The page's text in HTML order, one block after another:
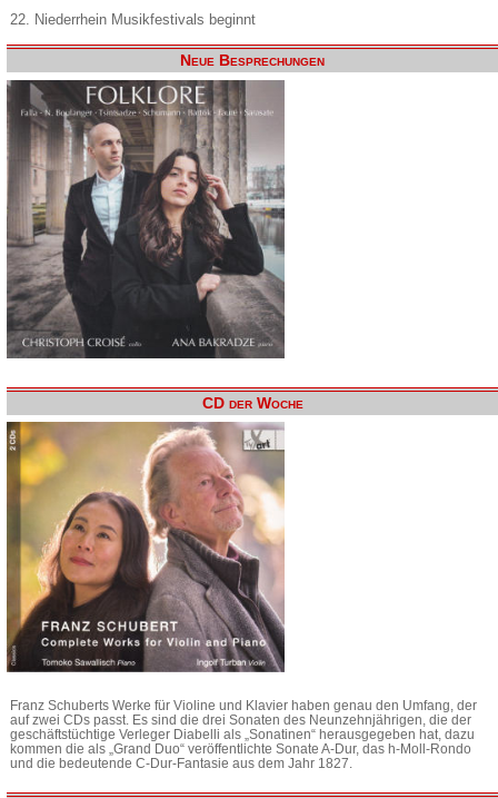
22. Niederrhein Musikfestivals beginnt
Neue Besprechungen
CD der Woche
Franz Schuberts Werke für Violine und Klavier haben genau den Umfang, der
auf zwei CDs passt. Es sind die drei Sonaten des Neunzehnjährigen, die der
geschäftstüchtige Verleger Diabelli als „Sonatinen“ herausgegeben hat, dazu
kommen die als „Grand Duo“ veröffentlichte Sonate A-Dur, das h-Moll-Rondo
und die bedeutende C-Dur-Fantasie aus dem Jahr 1827.